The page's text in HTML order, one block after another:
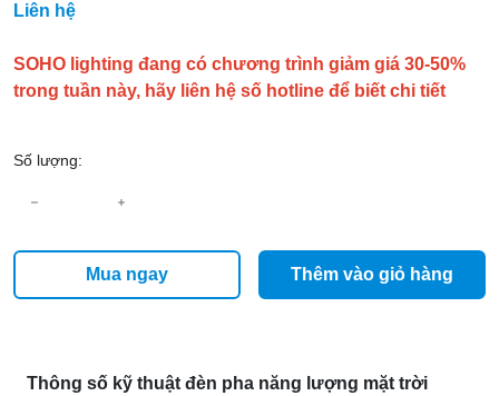
Liên hệ
SOHO lighting đang có chương trình giảm giá 30-50%
trong tuần này, hãy liên hệ số hotline để biết chi tiết
Số lượng:
Mua ngay Thêm vào giỏ hàng
Thông số kỹ thuật đèn pha năng lượng mặt trời